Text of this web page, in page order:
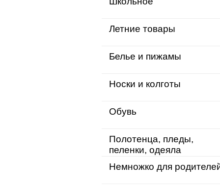
Летние товары
Белье и пижамы
Носки и колготы
Обувь
Полотенца, пледы,
пеленки, одеяла
Немножко для